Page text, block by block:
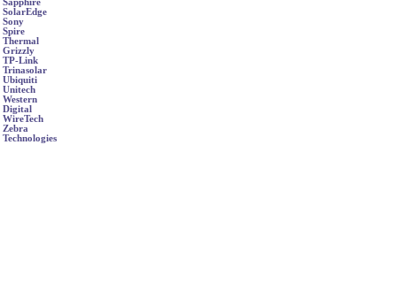
Sapphire
SolarEdge
Sony
Spire
Thermal
Grizzly
TP-Link
Trinasolar
Ubiquiti
Unitech
Western
Digital
WireTech
Zebra
Technologies